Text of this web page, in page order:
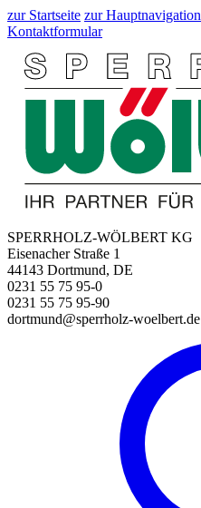
zur Startseite zur Hauptnavigation
Kontaktformular
SPERRHOLZ-WÖLBERT KG
Eisenacher Straße 1
44143 Dortmund, DE
0231 55 75 95-0
0231 55 75 95-90
dortmund@sperrholz-woelbert.de